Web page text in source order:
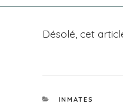
Désolé, cet
CATÉGORIES
INMATES